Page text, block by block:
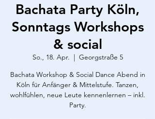
Bachata Party Köln,
Sonntags Workshops
& social
So., 18. Apr.
  |
Georgstraße 5
Bachata Workshop & Social Dance Abend in
Köln für Anfänger & Mittelstufe. Tanzen,
wohlfühlen, neue Leute kennenlernen – inkl.
Party.